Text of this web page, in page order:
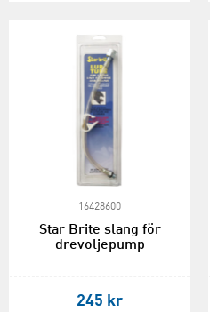
16428600
Star Brite slang för
drevoljepump
245 kr